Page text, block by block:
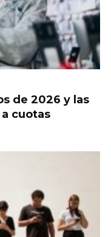
de 2026 y las
cuotas